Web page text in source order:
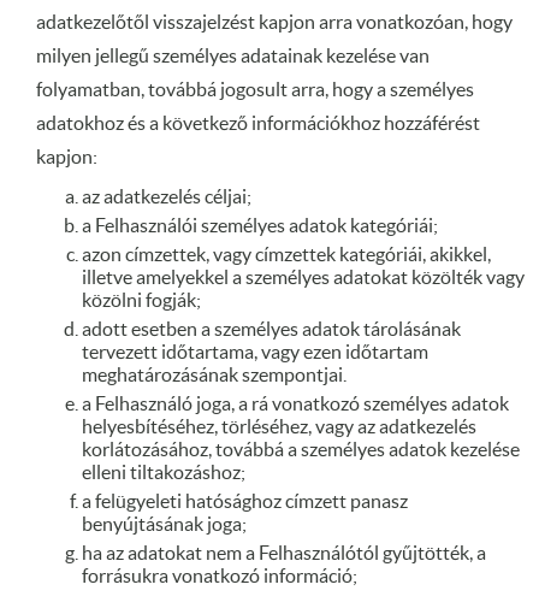
adatkezelőtől visszajelzést kapjon arra vonatkozóan, hogy
milyen jellegű személyes adatainak kezelése van
folyamatban, továbbá jogosult arra, hogy a személyes
adatokhoz és a következő információkhoz hozzáférést
kapjon:
az adatkezelés céljai;
a Felhasználói személyes adatok kategóriái;
azon címzettek, vagy címzettek kategóriái, akikkel,
illetve amelyekkel a személyes adatokat közölték vagy
közölni fogják;
adott esetben a személyes adatok tárolásának
tervezett időtartama, vagy ezen időtartam
meghatározásának szempontjai.
a Felhasználó joga, a rá vonatkozó személyes adatok
helyesbítéséhez, törléséhez, vagy az adatkezelés
korlátozásához, továbbá a személyes adatok kezelése
elleni tiltakozáshoz;
a felügyeleti hatósághoz címzett panasz
benyújtásának joga;
ha az adatokat nem a Felhasználótól gyűjtötték, a
forrásukra vonatkozó információ;